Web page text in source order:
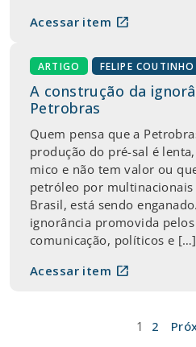
Acessar item open_in_new
ARTIGO FELIPE COUTINHO
A construção da
Petrobras
Quem pensa que a
produção do pré-sal é
mico e não tem valor ou
petróleo por
Brasil, está sendo
ignorância promovida
comunicação, políticos e […]
Acessar item open_in_new
1 2